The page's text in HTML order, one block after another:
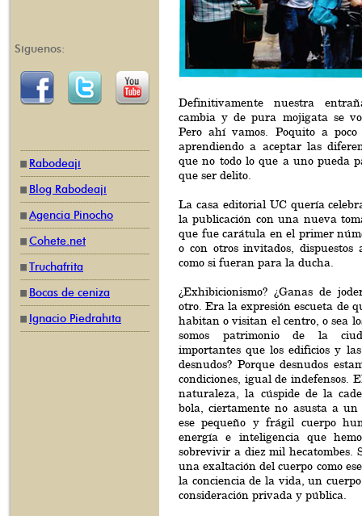
Síguenos:
Rabodeají
Blog Rabodeají
Agencia Pinocho
Cohete.net
Truchafrita
Bocas de ceniza
Ignacio Piedrahíta
Definitivamente nuestra
cambia y de pura mojigata se
Pero ahí vamos. Poquito a
aprendiendo a aceptar las
que no todo lo que a uno pueda
que ser delito.
La casa editorial UC quería
la publicación con una nueva
que fue carátula en el primer
o con otros invitados,
como si fueran para la ducha.
¿Exhibicionismo? ¿Ganas de
otro. Era la expresión escueta de
habitan o visitan el centro, o sea
somos patrimonio de la
importantes que los edificios y
desnudos? Porque desnudos
condiciones, igual de indefensos.
naturaleza, la cúspide de la
bola, ciertamente no asusta a
ese pequeño y frágil cuerpo
energía e inteligencia que
sobrevivir a diez mil hecatombes.
una exaltación del cuerpo como
la conciencia de la vida, un
consideración privada y pública.